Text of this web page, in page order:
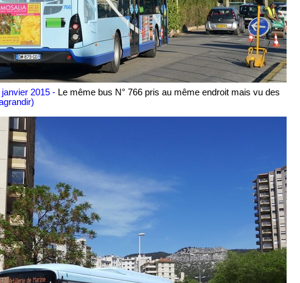
2015 - Le même bus N° 766 pris au même endroit mais vu des